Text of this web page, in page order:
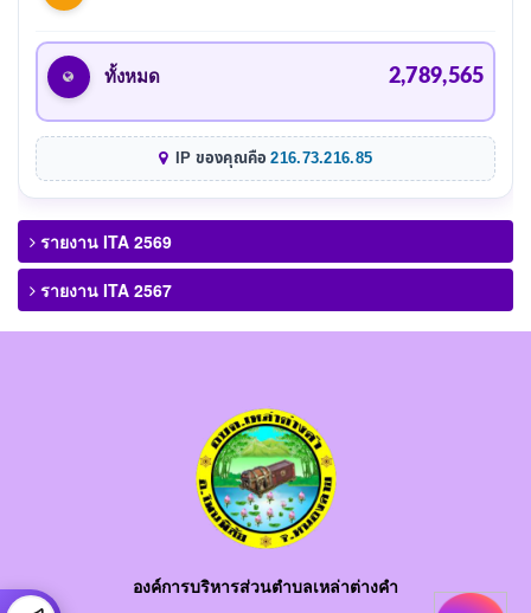
ทั้งหมด 2,789,565
IP ของคุณคือ216.73.216.85
รายงาน ITA 2569
รายงาน ITA 2567
องค์การบริหารส่วนตำบลเหล่าต่างคำ